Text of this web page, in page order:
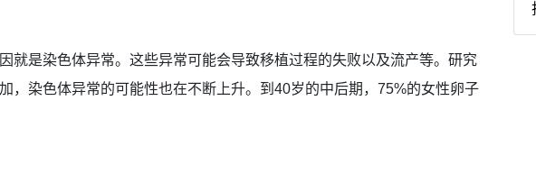
就是染色体异常。这些异常可能会导致移植过程的失败以及流产等。研究
，染色体异常的可能性也在不断上升。到40岁的中后期，75%的女性卵子